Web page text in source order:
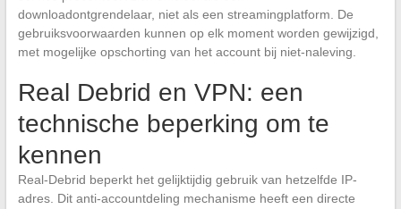
downloadontgrendelaar, niet als een streamingplatform. De
gebruiksvoorwaarden kunnen op elk moment worden gewijzigd,
met mogelijke opschorting van het account bij niet-naleving.
Real Debrid en VPN: een
technische beperking om te
kennen
Real-Debrid beperkt het gelijktijdig gebruik van hetzelfde IP-
adres. Dit anti-accountdeling mechanisme heeft een directe